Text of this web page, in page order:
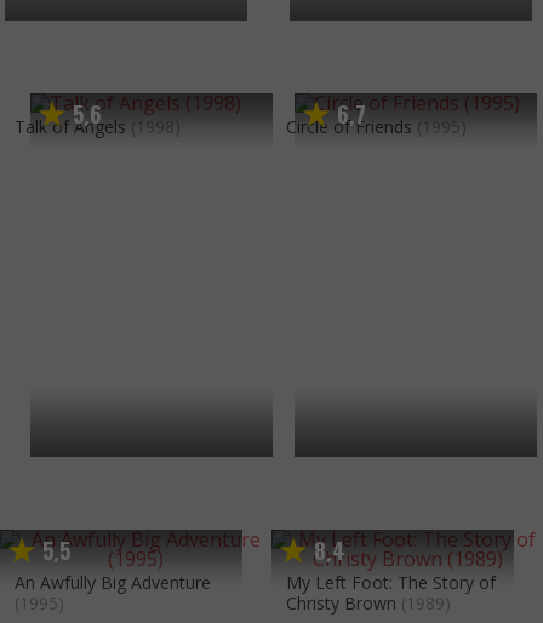
5,6
Talk of Angels (1998) 6,7
Circle of Friends (1995)
5,5
An Awfully Big Adventure
(1995)
8,4
My Left Foot: The Story of
Christy Brown (1989)